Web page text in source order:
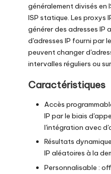
généralement divisés en
ISP statique. Les proxys
générer des adresses IP
d'adresses IP fourni par
peuvent changer
intervalles réguliers ou
Caractéristiques
Accès
IP par le biais
l'intégration avec
Résultats
IP aléatoires à la
Personnalisable :